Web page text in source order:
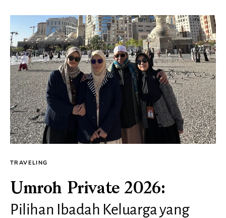
TRAVELING
Umroh Private 2026:
Pilihan Ibadah Keluarga yang